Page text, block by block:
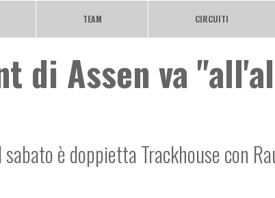
TEAM CIRCUITI
di Assen va
è doppietta Trackhouse con